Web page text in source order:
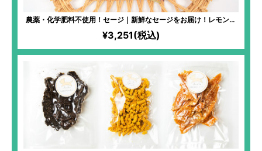
農薬・化学肥料不使用！セージ｜新鮮なセージをお届け！レモンを
加えればすっきりとした味わいのハーブティーに！ルームスプレー
作りにもおすすめ！
¥3,251(税込)